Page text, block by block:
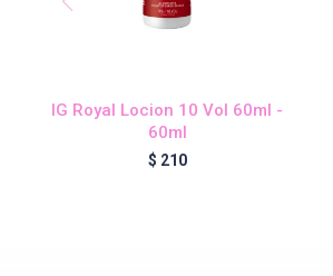
IG Royal Locion 10 Vol 60ml -
60ml
$ 210